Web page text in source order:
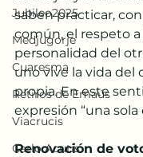
Jubileo2025
Medjugorje
Cuaresma
Retiros de Emaús
Viacrucis
Carlo Acutis
saben practicar,
común, el respeto
personalidad del
uno vive la vida del
propia. En este
expresión “una sola
Renovación de